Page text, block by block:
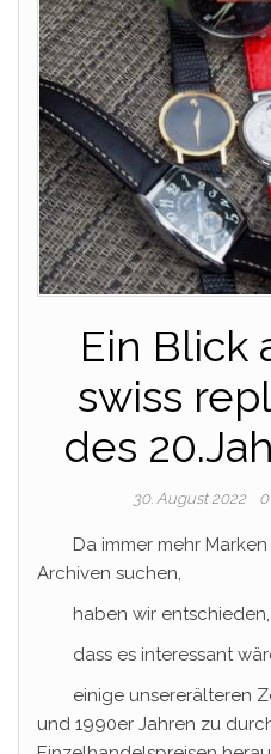
Ein Blick
swiss
des
30. August 2022 0
Da immer mehr Marken
Archiven suchen,
haben wir entschieden,
dass es interessant
einige unsererälteren
und 1990er Jahren zu